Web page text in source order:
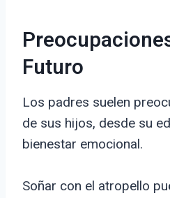
Futuro
Los padres suelen
de sus hijos, desde su
bienestar emocional.
Soñar con el atropello